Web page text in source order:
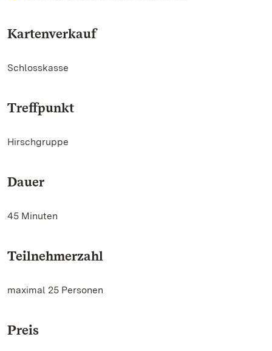
Kartenverkauf
Schlosskasse
Treffpunkt
Hirschgruppe
Dauer
45 Minuten
Teilnehmerzahl
maximal 25 Personen
Preis